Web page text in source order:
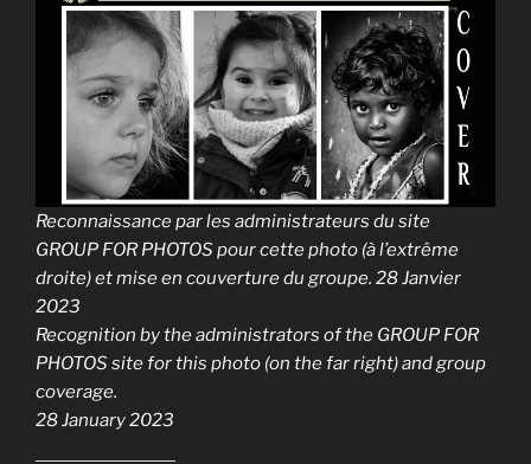
Reconnaissance par les administrateurs du site
GROUP FOR PHOTOS pour cette photo (à l’extrême
droite) et mise en couverture du groupe. 28 Janvier
2023
Recognition by the administrators of the GROUP FOR
PHOTOS site for this photo (on the far right) and group
coverage.
28 January 2023